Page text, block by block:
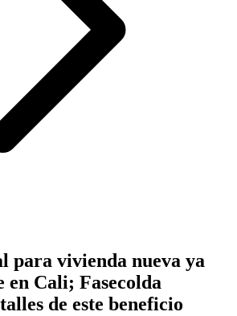
para vivienda nueva ya
en Cali; Fasecolda
de este beneficio